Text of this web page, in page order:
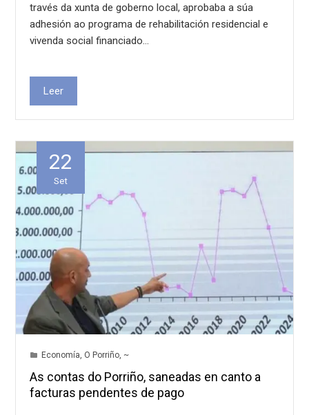
través da xunta de goberno local, aprobaba a súa
adhesión ao programa de rehabilitación residencial e
vivenda social financiado…
Leer
22
Set
Economía, O Porriño, ~
As contas do Porriño, saneadas en canto a
facturas pendentes de pago